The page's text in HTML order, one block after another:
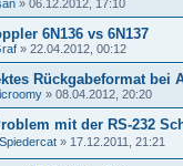
» 06.12.2012, 17:10
6N136 vs 6N137
» 22.04.2012, 00:12
Rückgabeformat bei
» 08.04.2012, 20:20
mit der RS-232
Spiedercat » 17.12.2011, 21:21